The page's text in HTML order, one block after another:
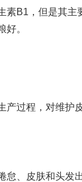
B1，但是其主
好。
过程，对维护
、皮肤和头发出